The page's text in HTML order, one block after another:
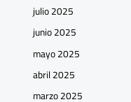
julio 2025
junio 2025
mayo 2025
abril 2025
marzo 2025